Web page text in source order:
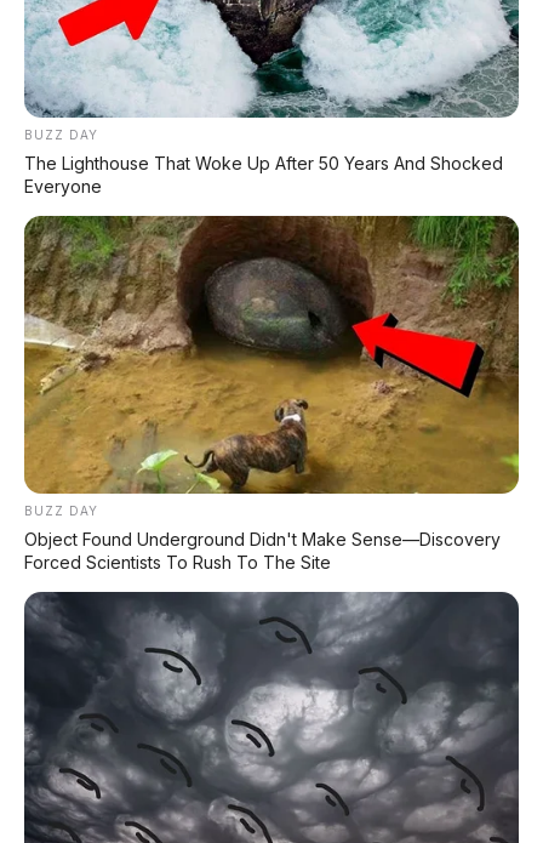
Leapmotor D99
MPV listrik 1.000V dengan kursi pijat & range
1.200 km
📑 Info Lengkap Seputar Otomotif dari
AP Motor:
🔋 Info Mobil Listrik
⚡ Info Motor Listrik
🏍️ Info Motor Honda
🏍️ Info Motor Yamaha
🏍️ Info Motor Suzuki
🏍️ Info Motor Kawasaki
#TiaraAlinciaFitri
#MasinisWanita
#MRTJKT
#HerWheels
#WanitaBisa
#PolemikGerbong
BUZZ DAY
The Lighthouse That Woke Up After 50 Years And Shocked
Everyone
BUZZ DAY
Object Found Underground Didn't Make Sense—Discovery
Forced Scientists To Rush To The Site